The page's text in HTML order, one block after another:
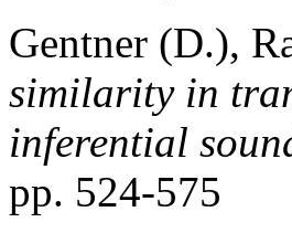
Gentner (D.),
similarity in
inferential
pp. 524-575